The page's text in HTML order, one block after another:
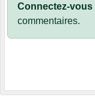
Connectez-vous
commentaires.